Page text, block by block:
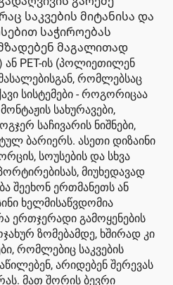
საკვების მიტანისა და
საჭიროებას
მაგალითად
PET-ის (პოლიეთილენ
რომლებსაც
სისტემები - როგორიცაა
სახურავები,
საჩივარის ნიშნები,
ბარიერს. ასეთი დიზაინი
სოუსების და სხვა
მიუხედავად
შეეხონ ერთმანეთს ან
ხელმისაწვდომია
ერთჯერადი გამოყენების
ზომებამდე, ხშირად კი
რომლებიც საკვების
არიდებენ შერევას
მათ შორის ბევრი